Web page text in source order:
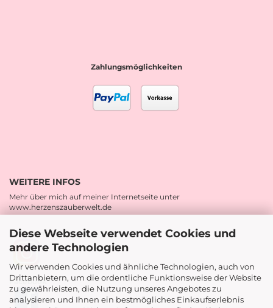
Diese Webseite verwendet Cookies und
andere Technologien
Wir verwenden Cookies und ähnliche Technologien, auch von
Drittanbietern, um die ordentliche Funktionsweise der Website
zu gewährleisten, die Nutzung unseres Angebotes zu
analysieren und Ihnen ein bestmögliches Einkaufserlebnis
Zahlungsmöglichkeiten
WEITERE INFOS
Mehr über mich auf meiner Internetseite unter
www.herzenszauberwelt.de
Instagram
Facebook